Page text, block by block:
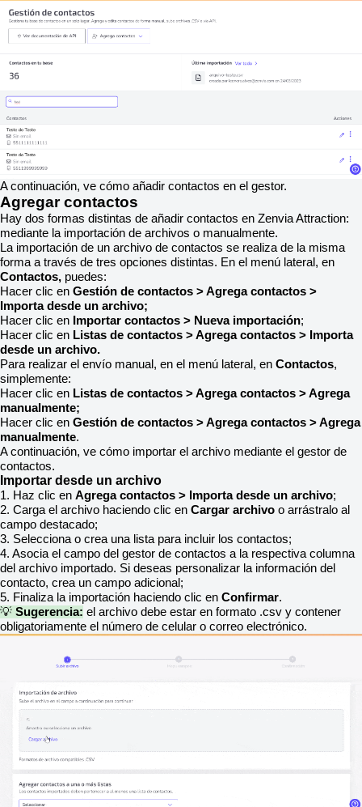
A continuación, ve cómo añadir contactos en el gestor.
Agregar contactos
Hay dos formas distintas de añadir contactos en Zenvia Attraction:
mediante la importación de archivos o manualmente.
La importación de un archivo de contactos se realiza de la misma
forma a través de tres opciones distintas. En el menú lateral, en
Contactos, puedes:
Hacer clic en Gestión de contactos > Agrega contactos >
Importa desde un archivo;
Hacer clic en Importar contactos > Nueva importación;
Hacer clic en Listas de contactos > Agrega contactos > Importa
desde un archivo.
Para realizar el envío manual, en el menú lateral, en Contactos,
simplemente:
Hacer clic en Listas de contactos > Agrega contactos > Agrega
manualmente;
Hacer clic en Gestión de contactos > Agrega contactos > Agrega
manualmente.
A continuación, ve cómo importar el archivo mediante el gestor de
contactos.
Importar desde un archivo
1. Haz clic en Agrega contactos > Importa desde un archivo;
2. Carga el archivo haciendo clic en Cargar archivo o arrástralo al
campo destacado;
3. Selecciona o crea una lista para incluir los contactos;
4. Asocia el campo del gestor de contactos a la respectiva columna
del archivo importado. Si deseas personalizar la información del
contacto, crea un campo adicional;
5. Finaliza la importación haciendo clic en Confirmar.
💡 Sugerencia: el archivo debe estar en formato .csv y contener
obligatoriamente el número de celular o correo electrónico.